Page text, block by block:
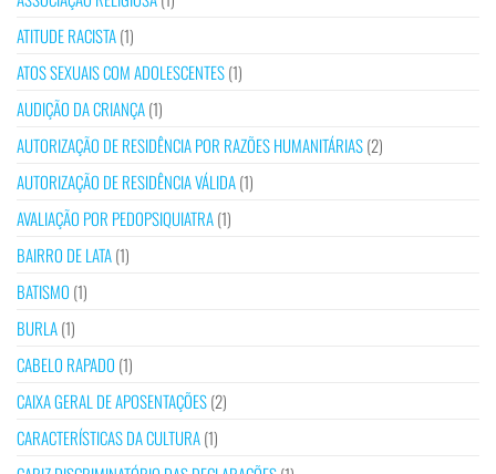
ATITUDE RACISTA(1)
ATOS SEXUAIS COM ADOLESCENTES(1)
AUDIÇÃO DA CRIANÇA(1)
AUTORIZAÇÃO DE RESIDÊNCIA POR RAZÕES HUMANITÁRIAS(2)
AUTORIZAÇÃO DE RESIDÊNCIA VÁLIDA(1)
AVALIAÇÃO POR PEDOPSIQUIATRA(1)
BAIRRO DE LATA(1)
BATISMO (1)
BURLA(1)
CABELO RAPADO (1)
CAIXA GERAL DE APOSENTAÇÕES(2)
CARACTERÍSTICAS DA CULTURA(1)